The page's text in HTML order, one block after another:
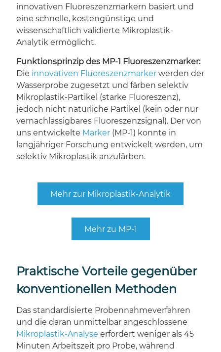
innovativen Fluoreszenzmarkern basiert und
eine schnelle, kostengünstige und
wissenschaftlich validierte Mikroplastik-
Analytik ermöglicht.
Funktionsprinzip des MP-1 Fluoreszenzmarker:
Die innovativen Fluoreszenzmarker werden der
Wasserprobe zugesetzt und färben selektiv
Mikroplastik-Partikel (starke Fluoreszenz),
jedoch nicht natürliche Partikel (kein oder nur
vernachlässigbares Fluoreszenzsignal). Der von
uns entwickelte Marker (MP-1) konnte in
langjähriger Forschung entwickelt werden, um
selektiv Mikroplastik anzufärben.
Mehr zur Mikroplastik-Analytik
Mehr zu MP-1
Praktische Vorteile gegenüber
konventionellen Methoden
Das standardisierte Probennahmeverfahren
und die daran unmittelbar angeschlossene
Mikroplastik-Analyse erfordert weniger als 45
Minuten Arbeitszeit pro Probe, während